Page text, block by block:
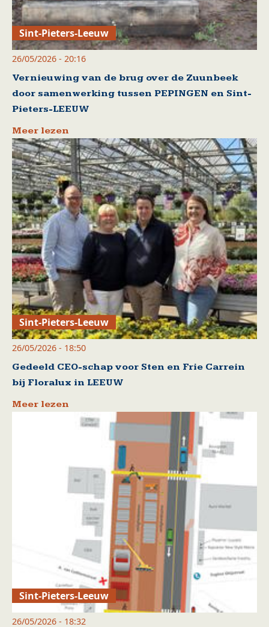
Sint-Pieters-Leeuw
26/05/2026 - 20:16
Vernieuwing van de brug over de Zuunbeek
door samenwerking tussen PEPINGEN en Sint-
Pieters-LEEUW
Meer lezen
Sint-Pieters-Leeuw
26/05/2026 - 18:50
Gedeeld CEO-schap voor Sten en Frie Carrein
bij Floralux in LEEUW
Meer lezen
Sint-Pieters-Leeuw
26/05/2026 - 18:32